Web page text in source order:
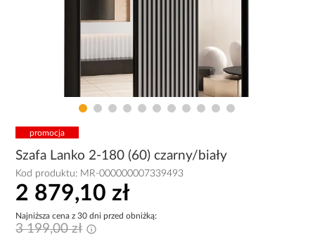
promocja
Szafa Lanko 2-180 (60) czarny/biały
Kod produktu: MR-000000007339493
2 879,10 zł
Najniższa cena z 30 dni przed obniżką:
3 199,00 zł